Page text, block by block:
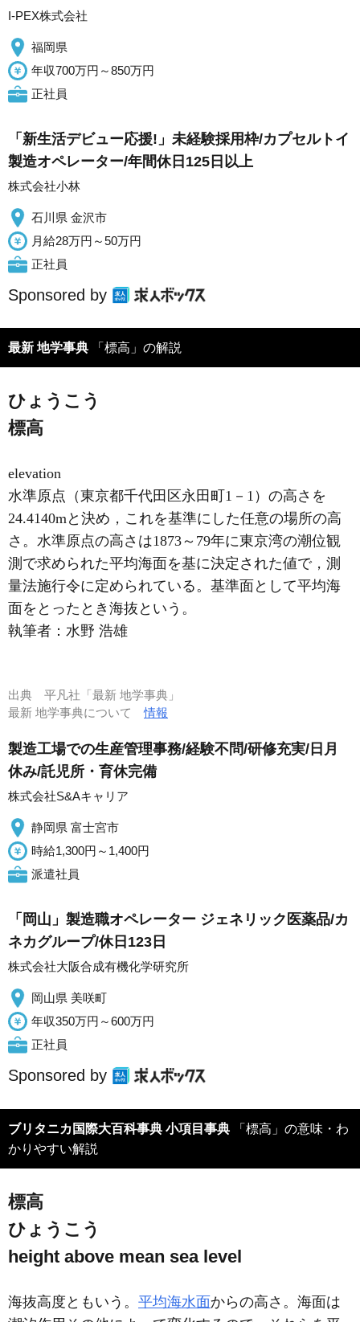
I-PEX株式会社
福岡県
年収700万円～850万円
正社員
「新生活デビュー応援!」未経験採用枠/カプセルトイ
製造オペレーター/年間休日125日以上
株式会社小林
石川県 金沢市
月給28万円～50万円
正社員
Sponsored by
最新 地学事典 「標高」の解説
ひょうこう
標高
elevation
水準原点（東京都千代田区永田町1－1）の高さを
24.4140mと決め，これを基準にした任意の場所の高
さ。水準原点の高さは1873～79年に東京湾の潮位観
測で求められた平均海面を基に決定された値で，測
量法施行令に定められている。基準面として平均海
面をとったとき海抜という。
執筆者： 水野 浩雄
出典 平凡社「最新 地学事典」
最新 地学事典について情報
製造工場での生産管理事務/経験不問/研修充実/日月
休み/託児所・育休完備
株式会社S&Aキャリア
静岡県 富士宮市
時給1,300円～1,400円
派遣社員
「岡山」製造職オペレーター ジェネリック医薬品/カ
ネカグループ/休日123日
株式会社大阪合成有機化学研究所
岡山県 美咲町
年収350万円～600万円
正社員
Sponsored by
ブリタニカ国際大百科事典 小項目事典 「標高」の意味・わ
かりやすい解説
標高
ひょうこう
height above mean sea level
海抜高度ともいう。 平均海水面からの高さ。海面は